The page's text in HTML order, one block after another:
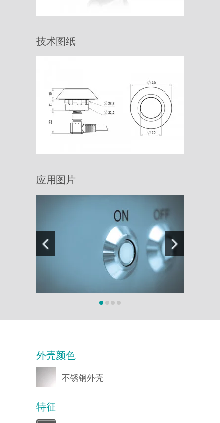
技术图纸
应用图片
外壳颜色
不锈钢外壳
特征